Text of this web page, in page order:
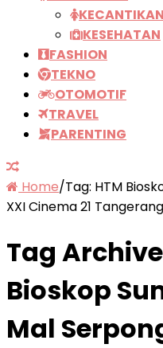
KECANTIKAN
KESEHATAN
FASHION
TEKNO
OTOMOTIF
TRAVEL
PARENTING
Home/Tag: HTM
XXI Cinema 21 Tangerang
Tag
Bioskop
Mal